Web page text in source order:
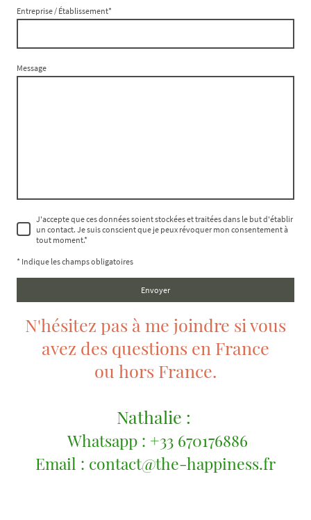
Entreprise / Établissement*
Message
J'accepte que ces données soient stockées et traitées dans le but d'établir
un contact. Je suis conscient que je peux révoquer mon consentement à
tout moment.*
* Indique les champs obligatoires
Envoyer
N'hésitez pas à me joindre si vous
avez des questions en France
ou hors France.
Nathalie :
Whatsapp : +33 670176886
Email : contact@the-happiness.fr